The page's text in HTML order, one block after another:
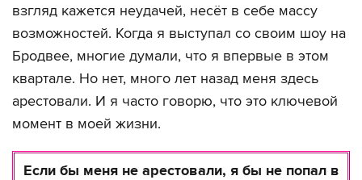
взгляд кажется неудачей, несёт в себе массу
возможностей. Когда я выступал со своим шоу на
Бродвее, многие думали, что я впервые в этом
квартале. Но нет, много лет назад меня здесь
арестовали. И я часто говорю, что это ключевой
момент в моей жизни.
Если бы меня не арестовали, я бы не попал в